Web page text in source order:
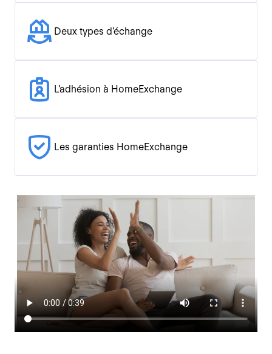
Deux types d'échange
L'adhésion à HomeExchange
Les garanties HomeExchange